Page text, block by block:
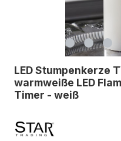
LED Stumpenkerze
warmweiße LED
Timer - weiß